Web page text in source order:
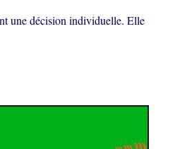
une décision individuelle. Elle